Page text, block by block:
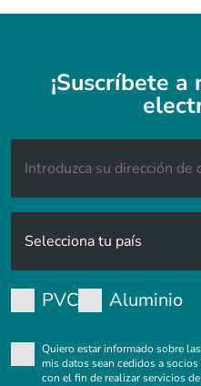
¡Suscríbete
PVC Aluminio
Quiero estar informado sobre
mis datos sean cedidos a
con el fin de realizar servicios